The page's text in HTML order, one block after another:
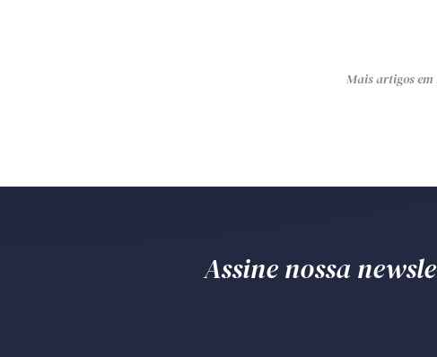
Mais artigos em
Assine nossa